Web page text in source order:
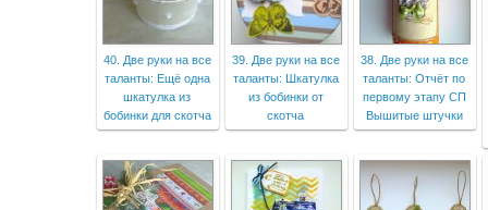
40. Две руки на все
таланты: Ещё одна
шкатулка из
бобинки для скотча
39. Две руки на все
таланты: Шкатулка
из бобинки от
скотча
38. Две руки на все
таланты: Отчёт по
первому этапу СП
Вышитые штучки